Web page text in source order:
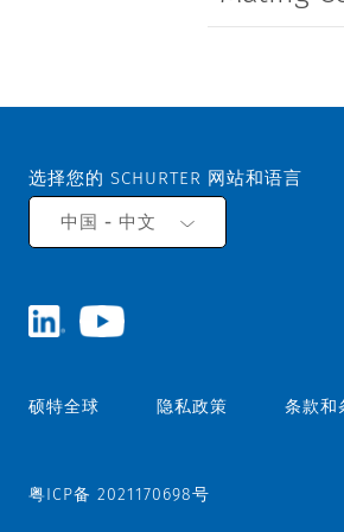
选择您的 SCHURTER 网站和语言
中国 - 中文
硕特全球 隐私政策 条款和
粤ICP备 2021170698号